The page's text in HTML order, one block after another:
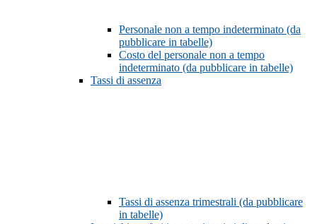
Personale non a tempo indeterminato (da
pubblicare in tabelle)
Costo del personale non a tempo
indeterminato (da pubblicare in tabelle)
Tassi di assenza
Tassi di assenza trimestrali (da pubblicare
in tabelle)